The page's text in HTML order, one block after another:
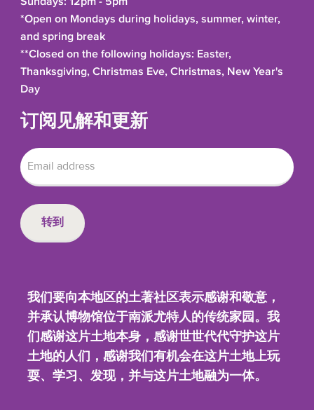
*Open on Mondays during holidays, summer, winter,
and spring break
**Closed on the following holidays: Easter,
Thanksgiving, Christmas Eve, Christmas, New Year's
Day
订阅见解和更新
我们要向本地区的土著社区表示感谢和敬意，
并承认博物馆位于南派尤特人的传统家园。我
们感谢这片土地本身，感谢世世代代守护这片
土地的人们，感谢我们有机会在这片土地上玩
耍、学习、发现，并与这片土地融为一体。